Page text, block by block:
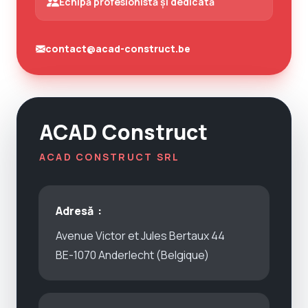
contact@acad-construct.be
ACAD Construct
ACAD CONSTRUCT SRL
Adresă :
Avenue Victor et Jules Bertaux 44
BE-1070 Anderlecht (Belgique)